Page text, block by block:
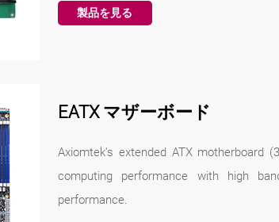
製品を見る
EATX マザーボード
Axiomtek's extended ATX motherboard
computing performance with high
performance.